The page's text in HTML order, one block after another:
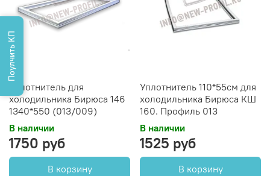
Уплотнитель для
холодильника Бирюса 146
1340*550 (013/009)
В наличии
1750 руб
В корзину
Уплотнитель 110*55см для
холодильника Бирюса КШ
160. Профиль 013
В наличии
1525 руб
В корзину
Поулчить КП